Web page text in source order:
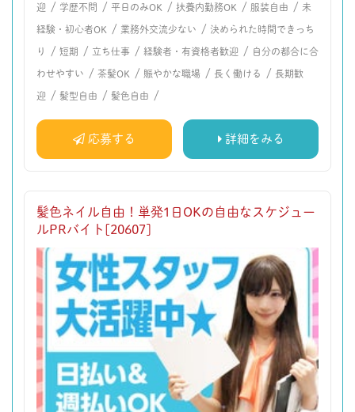
迎 / 学歴不問 / 平日のみOK / 扶養内勤務OK / 服装自由 / 未
経験・初心者OK / 業務外交流少ない / 決められた時間できっち
り / 短期 / 立ち仕事 / 経験者・有資格者歓迎 / 自分の都合に合
わせやすい / 茶髪OK / 賑やかな職場 / 長く働ける / 長期歓
迎 / 髪型自由 / 髪色自由 /
応募する 詳細をみる
髪色ネイル自由！単発1日OKの自由なスケジュー
ルPRバイト[20607]